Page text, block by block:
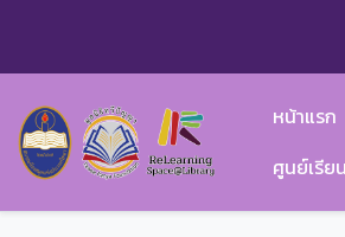
หน้าแรก
ศูนย์เรีย